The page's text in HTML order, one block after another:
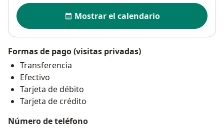
Disponibilidad
Mostrar el calendario
Formas de pago (visitas privadas)
Transferencia
Efectivo
Tarjeta de débito
Tarjeta de crédito
Número de teléfono